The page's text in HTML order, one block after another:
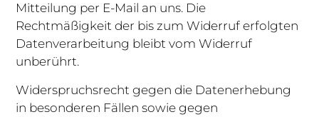
Mitteilung per E-Mail an uns. Die
Rechtmäßigkeit der bis zum Widerruf erfolgten
Datenverarbeitung bleibt vom Widerruf
unberührt.
Widerspruchsrecht gegen die Datenerhebung
in besonderen Fällen sowie gegen